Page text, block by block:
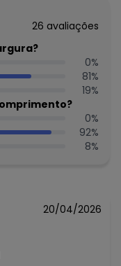
Poliamida, 3%
oferecido em
R$ 60,99
26 avaliações
0%
81%
19%
0%
92%
8%
20/04/2026